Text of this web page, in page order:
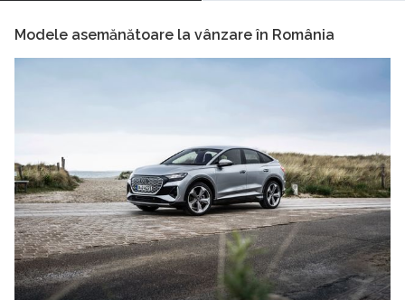
Modele asemănătoare la vânzare în România